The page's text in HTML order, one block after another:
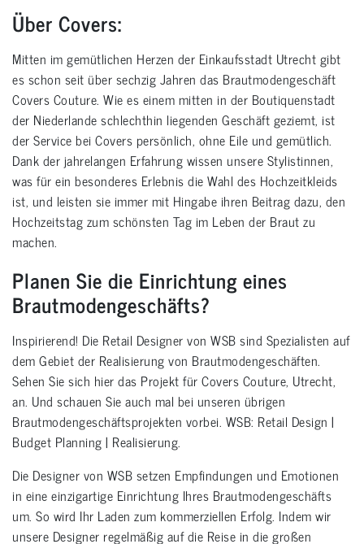
Über Covers:
Mitten im gemütlichen Herzen der Einkaufsstadt Utrecht gibt
es schon seit über sechzig Jahren das Brautmodengeschäft
Covers Couture. Wie es einem mitten in der Boutiquenstadt
der Niederlande schlechthin liegenden Geschäft geziemt, ist
der Service bei Covers persönlich, ohne Eile und gemütlich.
Dank der jahrelangen Erfahrung wissen unsere Stylistinnen,
was für ein besonderes Erlebnis die Wahl des Hochzeitkleids
ist, und leisten sie immer mit Hingabe ihren Beitrag dazu, den
Hochzeitstag zum schönsten Tag im Leben der Braut zu
machen.
Planen Sie die Einrichtung eines
Brautmodengeschäfts?
Inspirierend! Die Retail Designer von WSB sind Spezialisten auf
dem Gebiet der Realisierung von Brautmodengeschäften.
Sehen Sie sich hier das Projekt für Covers Couture, Utrecht,
an. Und schauen Sie auch mal bei unseren übrigen
Brautmodengeschäftsprojekten vorbei. WSB: Retail Design |
Budget Planning | Realisierung.
Die Designer von WSB setzen Empfindungen und Emotionen
in eine einzigartige Einrichtung Ihres Brautmodengeschäfts
um. So wird Ihr Laden zum kommerziellen Erfolg. Indem wir
unsere Designer regelmäßig auf die Reise in die großen